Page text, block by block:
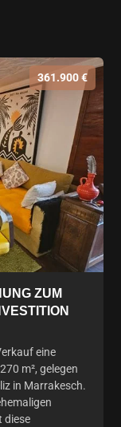
361.900 €
ZUM
eine
m², gelegen
in Marrakesch.
diese